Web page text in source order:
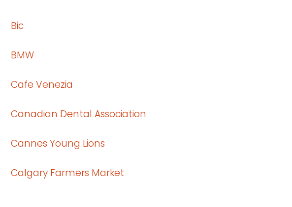
Bic
BMW
Cafe Venezia
Canadian Dental Association
Cannes Young Lions
Calgary Farmers Market